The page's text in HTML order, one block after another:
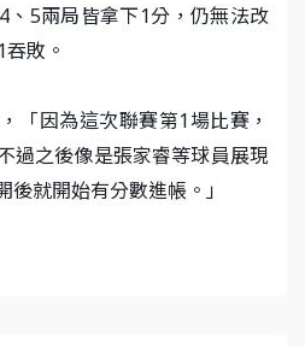
、5兩局皆拿下1分，仍無法改
敗。
「因為這次聯賽第1場比賽，
過之後像是張家睿等球員展現
就開始有分數進帳。」